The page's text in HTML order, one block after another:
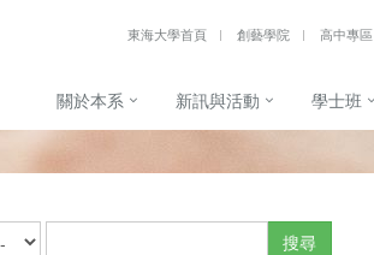
東海大學首頁 創藝學院 高中專區
關於本系 新訊與活動 學士班
搜尋